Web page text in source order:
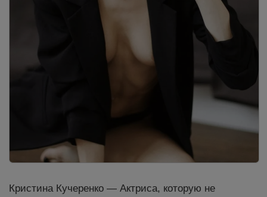
Кристина Кучеренко — Актриса, которую не